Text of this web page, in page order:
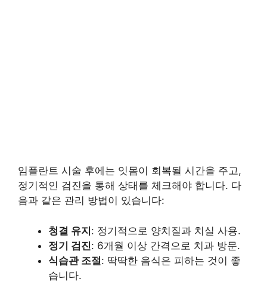
임플란트 시술 후에는 잇몸이 회복될 시간을 주고,
정기적인 검진을 통해 상태를 체크해야 합니다. 다
음과 같은 관리 방법이 있습니다:
청결 유지: 정기적으로 양치질과 치실 사용.
정기 검진: 6개월 이상 간격으로 치과 방문.
식습관 조절: 딱딱한 음식은 피하는 것이 좋
습니다.